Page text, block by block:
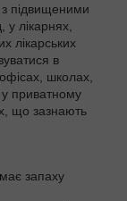
підвищеними
у лікарнях,
лікарських
в
школах,
у приватному
що зазнають
запаху